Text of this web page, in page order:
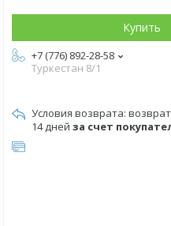
Купить
+7 (776) 892-28-58
Туркестан 8/1
14 дней за счет